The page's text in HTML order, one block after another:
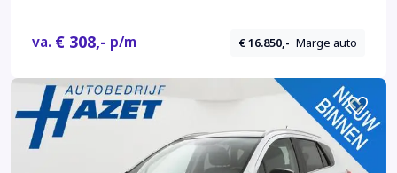
va. € 308,- p/m € 16.850,- Marge auto